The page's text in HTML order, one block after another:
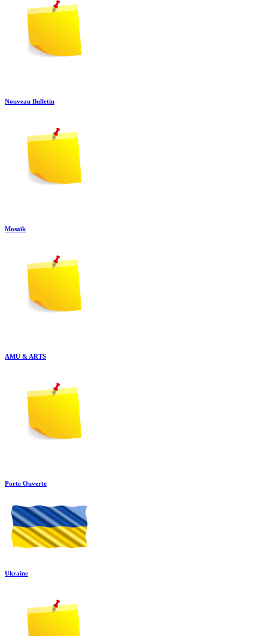
Nouveau Bulletin
Mosaïk
AMU & ARTS
Porte Ouverte
Ukraine